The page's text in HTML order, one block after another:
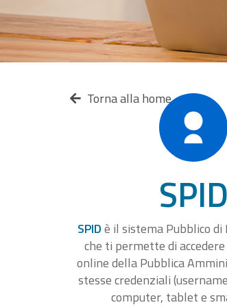
Torna alla home
SPID
SPIDè il sistema Pubblico
che ti permette di
online della Pubblica
stesse credenziali
computer, tablet e